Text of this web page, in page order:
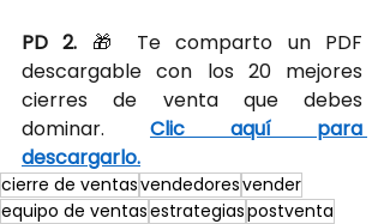
PD 2.
🎁 Te comparto un PDF
descargable con los 20 mejores
cierres de venta que debes
dominar.
Clic aquí para
descargarlo.
cierre de ventasvendedoresvender
equipo de ventasestrategiaspostventa